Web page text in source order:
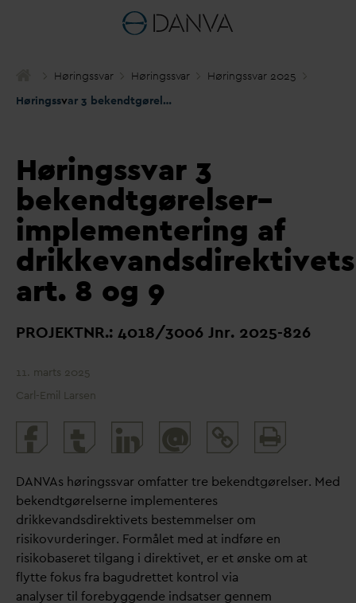
Høringssvar Høringssvar Høringssvar 2025
Høringssvar 3 bekendtgørelser– implementering af drikke
Høringssvar 3
bekendtgørelser–
implementering af
drikkevandsdirektivets
art. 8 og 9
PROJEKTNR.: 4018/3006 Jnr. 2025-826
11. marts 2025
Carl-Emil Larsen
@
and
DANVAs høringssvar omfatter tre bekendtgørelser. Med
bekendtgørelserne implementeres
drikkevandsdirektivets bestemmelser om
risikovurderinger. Formålet med at indføre en
risikobaseret tilgang i direktivet, er et ønske om at
flytte fokus fra bagudrettet kontrol via
analyser til forebyggende indsatser gennem